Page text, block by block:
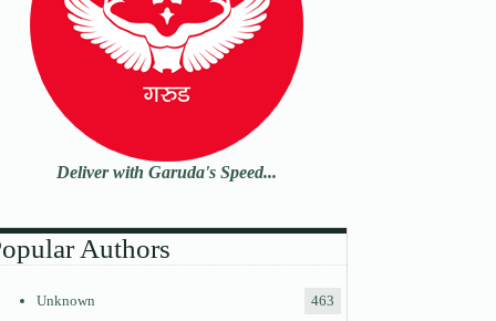
Deliver with Garuda's Speed...
Authors
Unknown 463